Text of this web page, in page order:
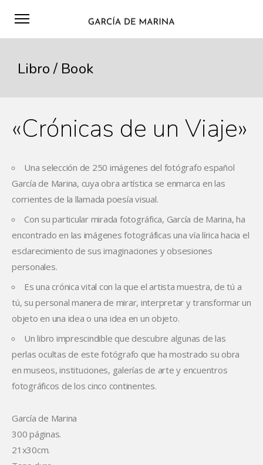
Libro / Book
«Crónicas de un Viaje»
Una selección de 250 imágenes del fotógrafo español
García de Marina, cuya obra artística se enmarca en las
corrientes de la llamada poesía visual.
Con su particular mirada fotográfica, García de Marina, ha
encontrado en las imágenes fotográficas una vía lírica hacia el
esclarecimiento de sus imaginaciones y obsesiones
personales.
Es una crónica vital con la que el artista muestra, de tú a
tú, su personal manera de mirar, interpretar y transformar un
objeto en una idea o una idea en un objeto.
Un libro imprescindible que descubre algunas de las
perlas ocultas de este fotógrafo que ha mostrado su obra
en museos, instituciones, galerías de arte y encuentros
fotográficos de los cinco continentes.
García de Marina
300 páginas.
21x30cm.